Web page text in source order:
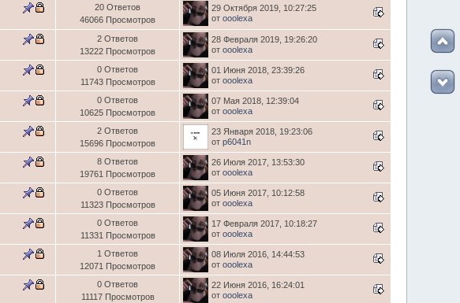
20 Ответов
46066 Просмотров
29 Октября 2019, 10:27:25
отooolexa
2 Ответов
13222 Просмотров
28 Февраля 2019, 19:26:20
отooolexa
0 Ответов
11743 Просмотров
01 Июня 2018, 23:39:26
отooolexa
0 Ответов
10625 Просмотров
07 Мая 2018, 12:39:04
отooolexa
2 Ответов
15696 Просмотров
23 Января 2018, 19:23:06
отp6041n
8 Ответов
19761 Просмотров
26 Июля 2017, 13:53:30
отooolexa
0 Ответов
11323 Просмотров
05 Июня 2017, 10:12:58
отooolexa
0 Ответов
11331 Просмотров
17 Февраля 2017, 10:18:27
отooolexa
1 Ответов
12071 Просмотров
08 Июля 2016, 14:44:53
отooolexa
0 Ответов
11117 Просмотров
22 Июня 2016, 16:24:01
отooolexa